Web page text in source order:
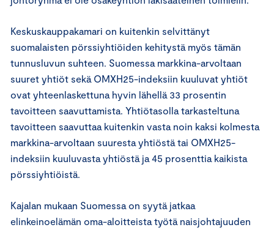
Keskuskauppakamari on kuitenkin selvittänyt
suomalaisten pörssiyhtiöiden kehitystä myös tämän
tunnusluvun suhteen. Suomessa markkina-arvoltaan
suuret yhtiöt sekä OMXH25-indeksiin kuuluvat yhtiöt
ovat yhteenlaskettuna hyvin lähellä 33 prosentin
tavoitteen saavuttamista. Yhtiötasolla tarkasteltuna
tavoitteen saavuttaa kuitenkin vasta noin kaksi kolmesta
markkina-arvoltaan suuresta yhtiöstä tai OMXH25-
indeksiin kuuluvasta yhtiöstä ja 45 prosenttia kaikista
pörssiyhtiöistä.
Kajalan mukaan Suomessa on syytä jatkaa
elinkeinoelämän oma-aloitteista työtä naisjohtajuuden